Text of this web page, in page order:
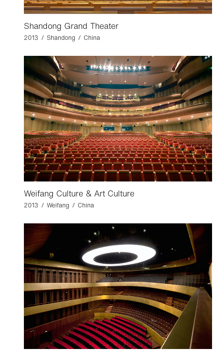
Shandong Grand Theater
2013 / Shandong / China
Weifang Culture & Art Culture
2013 / Weifang / China